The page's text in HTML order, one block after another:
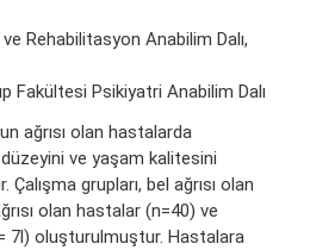
Rehabilitasyon Anabilim Dalı,
Fakültesi Psikiyatri Anabilim Dalı
ağrısı olan hastalarda
ve yaşam kalitesini
grupları, bel ağrısı olan
olan hastalar (n=40) ve
7l) oluşturulmuştur. Hastalara